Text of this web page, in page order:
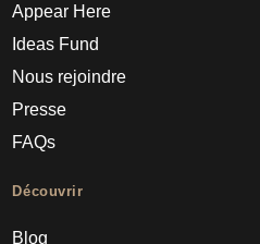
Appear Here
Ideas Fund
Nous rejoindre
Presse
FAQs
Découvrir
Blog